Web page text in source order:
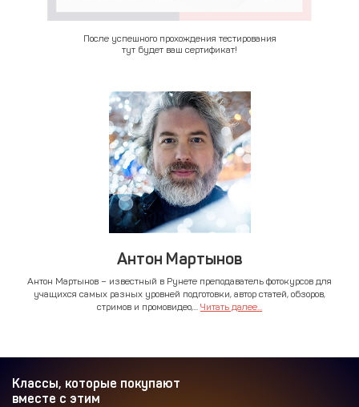
После успешного прохождения тестирования
тут будет ваш сертификат!
Антон Мартынов
Антон Мартынов – известный в Рунете преподаватель фотокурсов для
учащихся самых разных уровней подготовки, автор статей, обзоров,
стримов и промовидео,... Читать далее...
Классы, которые покупают
вместе с этим